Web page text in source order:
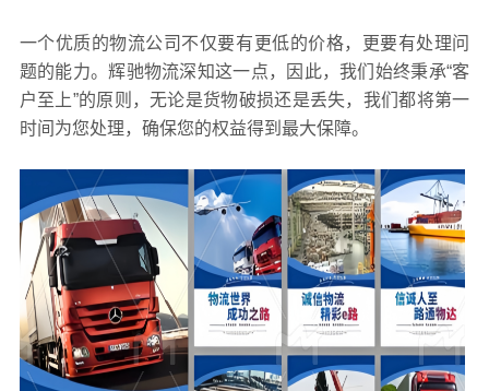
一个优质的物流公司不仅要有更低的价格，更要有处理问
题的能力。辉驰物流深知这一点，因此，我们始终秉承“客
户至上”的原则，无论是货物破损还是丢失，我们都将第一
时间为您处理，确保您的权益得到最大保障。